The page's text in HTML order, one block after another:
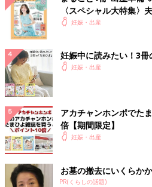
〈スペシャル大特集〉
妊娠・出産
妊娠中に読みたい！3冊
妊娠・出産
アカチャンホンポでた
倍【期間限定】
妊娠・出産
お墓の撤去にいくらか
PR(くらしの話題)